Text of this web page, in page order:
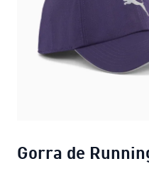
Gorra de